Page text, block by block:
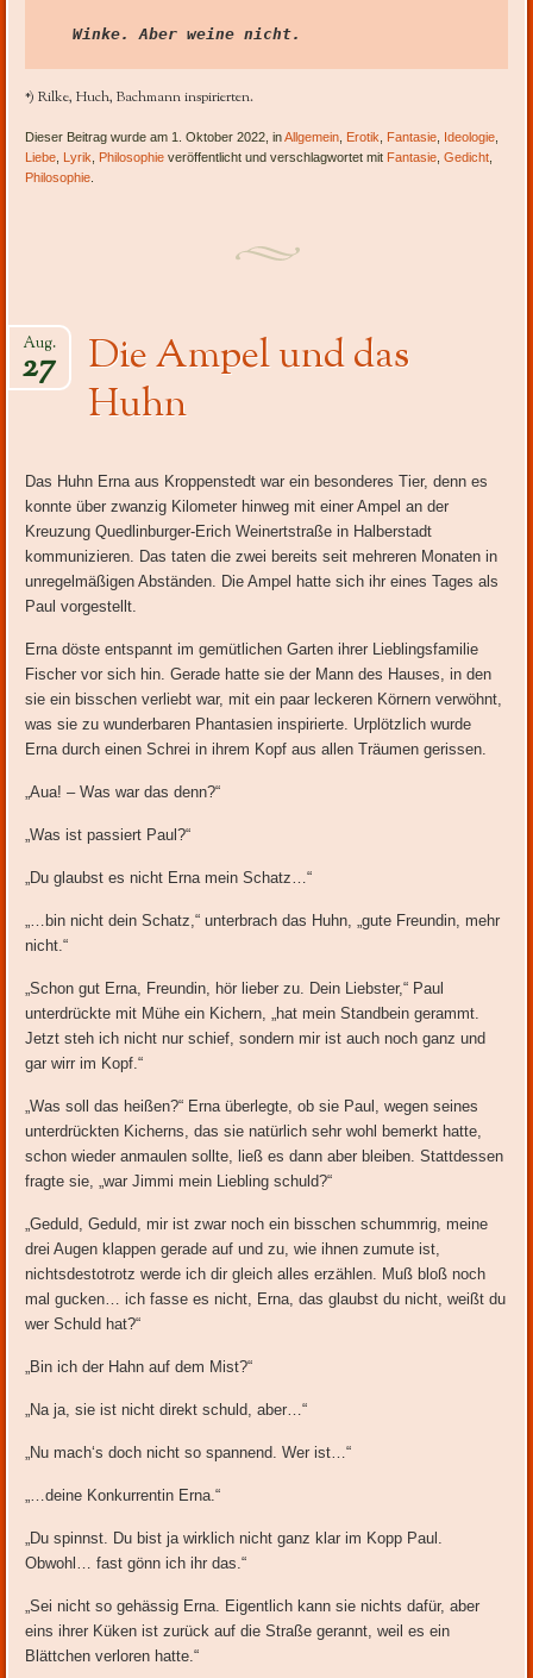
Winke. Aber weine nicht.
*) Rilke, Huch, Bachmann inspirierten.
Dieser Beitrag wurde am 1. Oktober 2022, inAllgemein, Erotik, Fantasie, Ideologie,
Liebe, Lyrik, Philosophie veröffentlicht und verschlagwortet mit Fantasie,Gedicht,
Philosophie.
Die Ampel und das
Huhn
Aug.
27
Das Huhn Erna aus Kroppenstedt war ein besonderes Tier, denn es
konnte über zwanzig Kilometer hinweg mit einer Ampel an der
Kreuzung Quedlinburger-Erich Weinertstraße in Halberstadt
kommunizieren. Das taten die zwei bereits seit mehreren Monaten in
unregelmäßigen Abständen. Die Ampel hatte sich ihr eines Tages als
Paul vorgestellt.
Erna döste entspannt im gemütlichen Garten ihrer Lieblingsfamilie
Fischer vor sich hin. Gerade hatte sie der Mann des Hauses, in den
sie ein bisschen verliebt war, mit ein paar leckeren Körnern verwöhnt,
was sie zu wunderbaren Phantasien inspirierte. Urplötzlich wurde
Erna durch einen Schrei in ihrem Kopf aus allen Träumen gerissen.
„Aua! – Was war das denn?“
„Was ist passiert Paul?“
„Du glaubst es nicht Erna mein Schatz…“
„…bin nicht dein Schatz,“ unterbrach das Huhn, „gute Freundin, mehr
nicht.“
„Schon gut Erna, Freundin, hör lieber zu. Dein Liebster,“ Paul
unterdrückte mit Mühe ein Kichern, „hat mein Standbein gerammt.
Jetzt steh ich nicht nur schief, sondern mir ist auch noch ganz und
gar wirr im Kopf.“
„Was soll das heißen?“ Erna überlegte, ob sie Paul, wegen seines
unterdrückten Kicherns, das sie natürlich sehr wohl bemerkt hatte,
schon wieder anmaulen sollte, ließ es dann aber bleiben. Stattdessen
fragte sie, „war Jimmi mein Liebling schuld?“
„Geduld, Geduld, mir ist zwar noch ein bisschen schummrig, meine
drei Augen klappen gerade auf und zu, wie ihnen zumute ist,
nichtsdestotrotz werde ich dir gleich alles erzählen. Muß bloß noch
mal gucken… ich fasse es nicht, Erna, das glaubst du nicht, weißt du
wer Schuld hat?“
„Bin ich der Hahn auf dem Mist?“
„Na ja, sie ist nicht direkt schuld, aber…“
„Nu mach‘s doch nicht so spannend. Wer ist…“
„…deine Konkurrentin Erna.“
„Du spinnst. Du bist ja wirklich nicht ganz klar im Kopp Paul.
Obwohl… fast gönn ich ihr das.“
„Sei nicht so gehässig Erna. Eigentlich kann sie nichts dafür, aber
eins ihrer Küken ist zurück auf die Straße gerannt, weil es ein
Blättchen verloren hatte.“